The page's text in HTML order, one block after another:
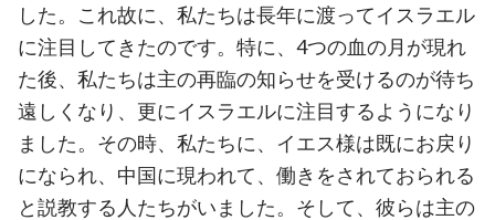
した。これ故に、私たちは長年に渡ってイスラエル
に注目してきたのです。特に、 4つの血の月が現れ
た後、私たちは主の再臨の知らせを受けるのが待ち
遠しくなり、更にイスラエルに注目するようになり
ました。その時、私たちに、イエス様は既にお戻り
になられ、中国に現われて、働きをされておられる
と説教する人たちがいました。そして、彼らは主の